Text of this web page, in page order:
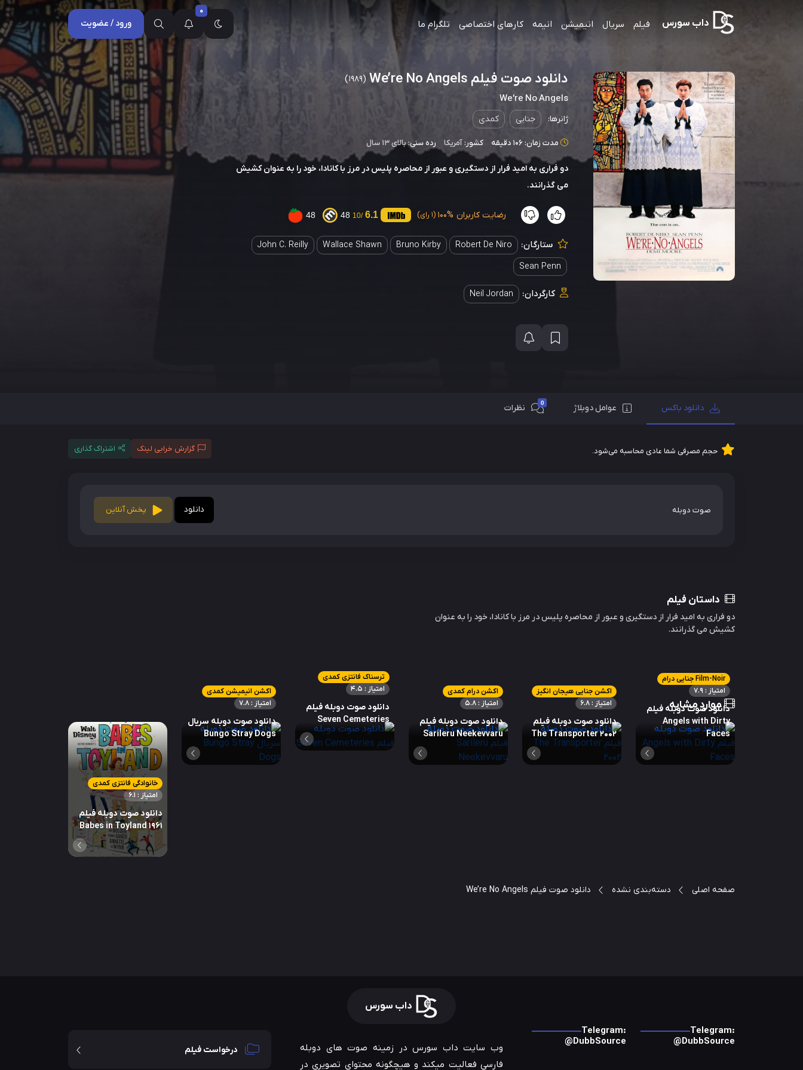
داب سورس فیلم سریال انیمیشن انیمه کارهای اختصاصی تلگرام ما
0
ورود / عضویت
دانلود صوت فیلم We’re No Angels (1989)
We're No Angels
ژانرها: جنایی کمدی
مدت زمان: 106 دقیقه کشور:آمریکا رده سنی:بالای ۱۳ سال
دو فراری به امید فرار از دستگیری و عبور از محاصره پلیس در مرز با کانادا، خود را به عنوان کشیش
می گذرانند.
رضایت کاربران 100% (1 رای) 6.1
/10
48
48
ستارگان: Robert De Niro
Bruno Kirby
Wallace Shawn
John C. Reilly
Sean Penn
کارگردان: Neil Jordan
دانلود باکس عوامل دوبلاژ 0 نظرات
حجم مصرفی شما عادی محاسبه می‌شود. گزارش خرابی لینک اشتراک گذاری
صوت دوبله دانلود پخش آنلاین
داستان فیلم
دو فراری به امید فرار از دستگیری و عبور از محاصره پلیس در مرز با کانادا، خود را به عنوان
کشیش می گذرانند.
موارد مشابه
Film-Noir جنایی درام
امتیاز : 7.9
دانلود صوت دوبله فیلم
Angels with Dirty
Faces
اکشن جنایی هیجان انگیز
امتیاز : 6.8
دانلود صوت دوبله فیلم
The Transporter 2002
اکشن درام کمدی
امتیاز : 5.8
دانلود صوت دوبله فیلم
Sarileru Neekevvaru
ترسناک فانتزی کمدی
امتیاز : 4.5
دانلود صوت دوبله فیلم
Seven Cemeteries
اکشن انیمیشن کمدی
امتیاز : 7.8
دانلود صوت دوبله سریال
Bungo Stray Dogs
خانوادگی فانتزی کمدی
امتیاز : 6.1
دانلود صوت دوبله فیلم
Babes in Toyland 1961
صفحه اصلی دسته‌بندی نشده دانلود صوت فیلم We’re No Angels
داب سورس
Telegram:
@DubbSource
Telegram:
@DubbSource
وب سایت داب سورس در زمینه صوت های دوبله
فارسی فعالیت میکند و هیچگونه محتوای تصویری در
درخواست فیلم